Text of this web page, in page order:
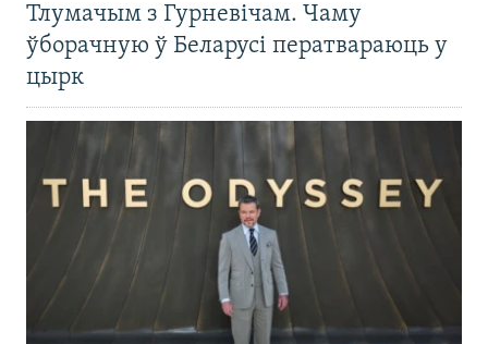
Тлумачым з Гурневічам. Чаму
ўборачную ў Беларусі ператвараюць у
цырк